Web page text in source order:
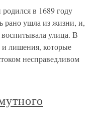
в 1689 году
рано ушла из жизни, и,
улица. В
и лишения, которые
несправедливом